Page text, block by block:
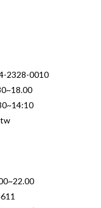
2328-0010